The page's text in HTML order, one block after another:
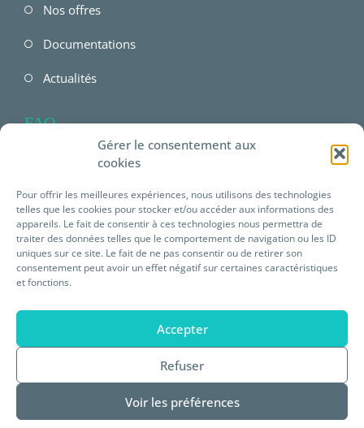
Gérer le consentement aux
cookies
Pour offrir les meilleures expériences, nous utilisons des technologies
telles que les cookies pour stocker et/ou accéder aux informations des
appareils. Le fait de consentir à ces technologies nous permettra de
traiter des données telles que le comportement de navigation ou les ID
uniques sur ce site. Le fait de ne pas consentir ou de retirer son
consentement peut avoir un effet négatif sur certaines caractéristiques
et fonctions.
Accepter
Refuser
Voir les préférences
Nos offres
Documentations
Actualités
FAQ
FAQ Employeur
FAQ Salarié
FAQ offres Prévéam
Plateforme E-learning
Mentions légales
Statuts de Prévéam